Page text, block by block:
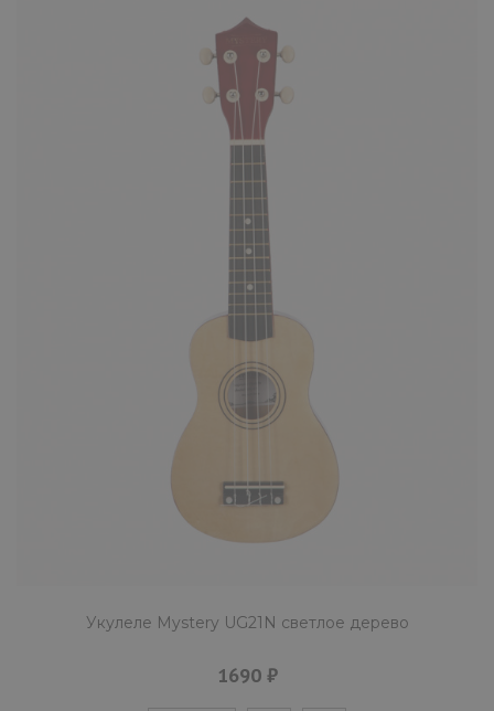
Укулеле Mystery UG23BL синяя
1770 ₽
Корпус инструмента изготовлен из липы.
Бридж укулеле сделан ..
КУПИТЬ
Укулеле Mystery UG23C
Mystery UG23C укулеле размера концерт.
КУПИТЬ
Укулеле Mystery UG21N светлое дерево
1690 ₽